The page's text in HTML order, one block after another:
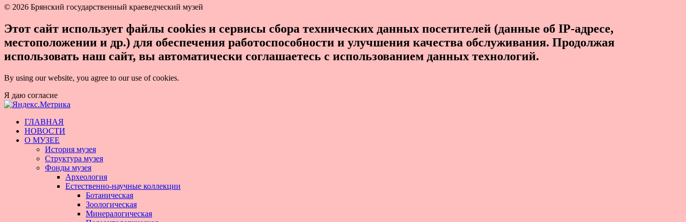
© 2026 Брянский государственный краеведческий музей
Этот сайт использует файлы cookies и сервисы сбора технических данных посетителей (данные об IP-адресе,
местоположении и др.) для обеспечения работоспособности и улучшения качества обслуживания. Продолжая
использовать наш сайт, вы автоматически соглашаетесь с использованием данных технологий.
By using our website, you agree to our use of cookies.
Я даю согласие
ГЛАВНАЯ
НОВОСТИ
О МУЗЕЕ
История музея
Структура музея
Фонды музея
Археология
Естественно-научные коллекции
Ботаническая
Зоологическая
Минералогическая